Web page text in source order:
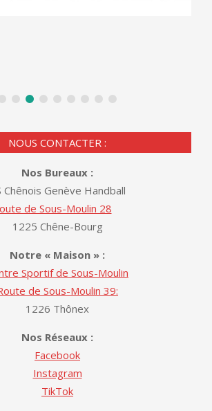
NOUS CONTACTER :
Nos Bureaux :
Chênois Genève Handball
de Sous-Moulin 28
1225 Chêne-Bourg
Notre « Maison » :
Sportif de Sous-Moulin
de Sous-Moulin 39:
1226 Thônex
Nos Réseaux :
Facebook
Instagram
TikTok